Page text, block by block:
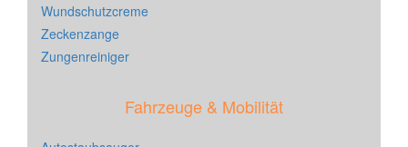
Wundschutzcreme
Zeckenzange
Zungenreiniger
Fahrzeuge & Mobilität